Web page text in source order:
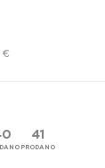
€
41